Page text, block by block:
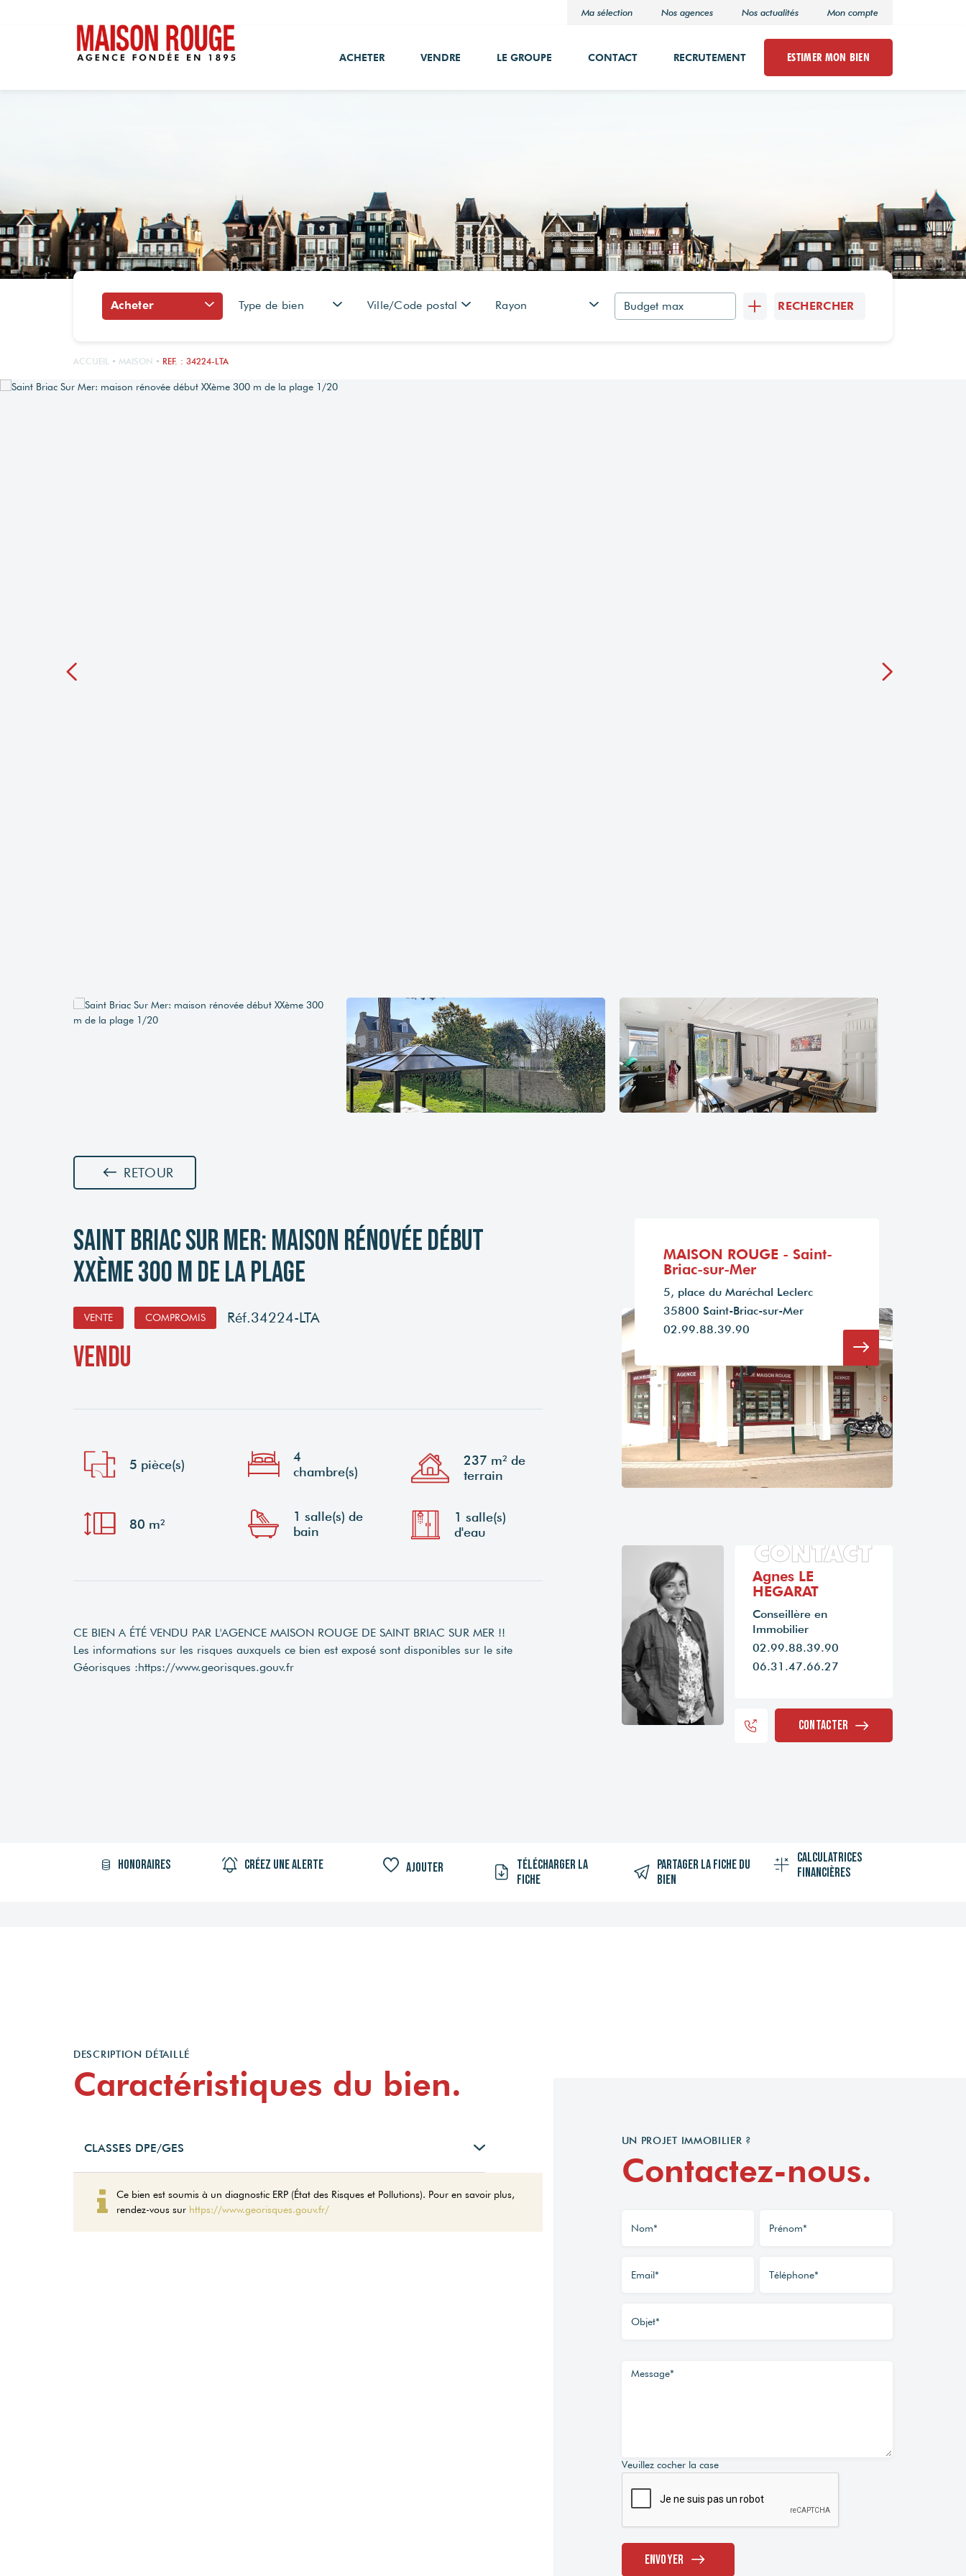
Ma sélection Nos agences Nos actualités Mon compte
ACHETER VENDRE LE GROUPE CONTACT RECRUTEMENT ESTIMER MON BIEN
Acheter Type de bien Ville/Code postal Rayon RECHERCHER
ACCUEIL MAISON REF. : 34224-LTA
RETOUR
Saint Briac Sur Mer: maison rénovée début
XXème 300 m de la plage
VENTE COMPROMIS Réf.34224-LTA
vendu
5 pièce(s)
4
chambre(s)
237 m² de
terrain
80 m²
1 salle(s) de
bain
1 salle(s)
d'eau
CE BIEN A ÉTÉ VENDU PAR L'AGENCE MAISON ROUGE DE SAINT BRIAC SUR MER !!
Les informations sur les risques auxquels ce bien est exposé sont disponibles sur le site
Géorisques :https://www.georisques.gouv.fr
MAISON ROUGE - Saint-
Briac-sur-Mer
5, place du Maréchal Leclerc
35800 Saint-Briac-sur-Mer
02.99.88.39.90
CONTACT
Agnes LE
HEGARAT
Conseillère en
Immobilier
02.99.88.39.90
06.31.47.66.27
Contacter
Honoraires Créez une alerte Ajouter
Télécharger la
fiche
Partager la fiche du
bien
Calculatrices
financières
DESCRIPTION DÉTAILLÉ
Caractéristiques du bien.
CLASSES DPE/GES
annuelles d'énergie pour un
Ce bien est soumis à un diagnostic ERP (État des Risques et Pollutions). Pour en savoir plus,
rendez-vous sur https://www.georisques.gouv.fr/
UN PROJET IMMOBILIER ?
Contactez-nous.
Veuillez cocher la case
Envoyer